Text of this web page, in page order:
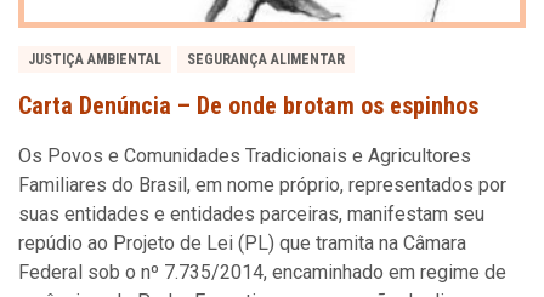
JUSTIÇA AMBIENTAL SEGURANÇA ALIMENTAR
Carta Denúncia – De onde brotam os espinhos
Os Povos e Comunidades Tradicionais e Agricultores
Familiares do Brasil, em nome próprio, representados por
suas entidades e entidades parceiras, manifestam seu
repúdio ao Projeto de Lei (PL) que tramita na Câmara
Federal sob o nº 7.735/2014, encaminhado em regime de